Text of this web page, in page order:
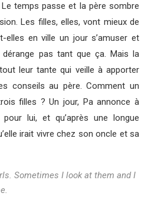
temps passe et la père sombre
Les filles, elles, vont mieux de
elles en ville un jour s’amuser et
pas tant que ça. Mais la
leur tante qui veille à apporter
conseils au père. Comment un
filles ? Un jour, Pa annonce à
lui, et qu’après une longue
irait vivre chez son oncle et sa
Sometimes I look at them and I